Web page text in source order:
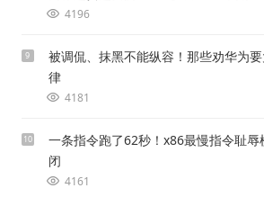
4196
9
被调侃、抹黑不能纵容！那些劝华为
律
4181
10
一条指令跑了62秒！x86最慢指令耻辱
闭
4161